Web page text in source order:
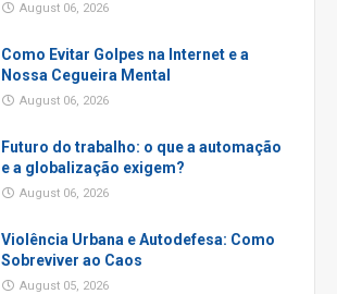
August 06, 2026
Como Evitar Golpes na Internet e a
Nossa Cegueira Mental
August 06, 2026
Futuro do trabalho: o que a automação
e a globalização exigem?
August 06, 2026
Violência Urbana e Autodefesa: Como
Sobreviver ao Caos
August 05, 2026